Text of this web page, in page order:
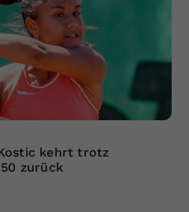
kehrt trotz
zurück